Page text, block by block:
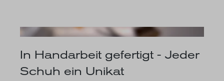
In Handarbeit gefertigt - Jeder
Schuh ein Unikat